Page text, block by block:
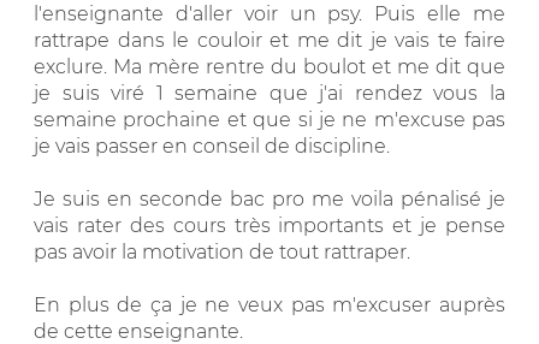
l'enseignante d'aller voir un psy. Puis elle me
rattrape dans le couloir et me dit je vais te faire
exclure. Ma mère rentre du boulot et me dit que
je suis viré 1 semaine que j'ai rendez vous la
semaine prochaine et que si je ne m'excuse pas
je vais passer en conseil de discipline.
Je suis en seconde bac pro me voila pénalisé je
vais rater des cours très importants et je pense
pas avoir la motivation de tout rattraper.
En plus de ça je ne veux pas m'excuser auprès
de cette enseignante.